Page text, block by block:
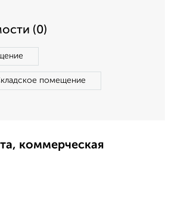
(0)
помещение
коммерческая